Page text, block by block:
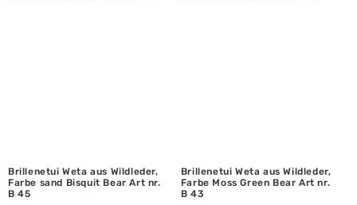
Brillenetui Weta aus Wildleder,
Farbe sand Bisquit Bear Art nr.
B 45
Brillenetui Weta aus Wildleder,
Farbe Moss Green Bear Art nr.
B 43